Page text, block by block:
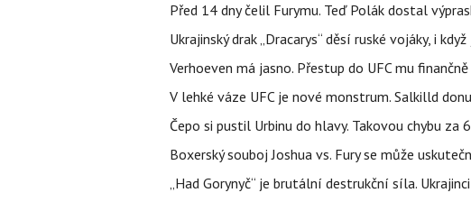
Před 14 dny čelil Furymu. Teď Polák dostal
Ukrajinský drak „Dracarys“ děsí ruské vojáky, i
Verhoeven má jasno. Přestup do UFC mu
V lehké váze UFC je nové monstrum. Salkilld
Čepo si pustil Urbinu do hlavy. Takovou chybu za
Boxerský souboj Joshua vs. Fury se může
„Had Gorynyč“ je brutální destrukční síla.